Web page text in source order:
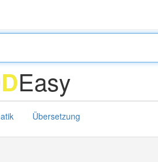
DEasy
Übersetzung